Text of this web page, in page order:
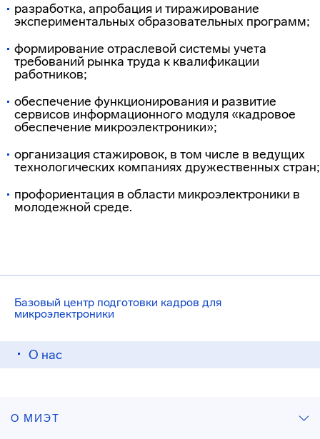
Базовый центр подготовки кадров для
микроэлектроники
О нас
разработка, апробация и тиражирование
экспериментальных образовательных программ;
формирование отраслевой системы учета
требований рынка труда к квалификации
работников;
обеспечение функционирования и развитие
сервисов информационного модуля «кадровое
обеспечение микроэлектроники»;
организация стажировок, в том числе в ведущих
технологических компаниях дружественных стран;
профориентация в области микроэлектроники в
молодежной среде.
О МИЭТ